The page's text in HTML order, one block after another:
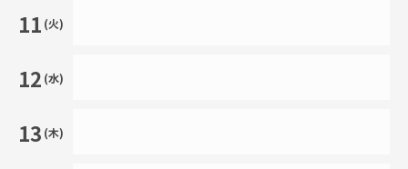
11 (火)
12 (水)
13 (木)